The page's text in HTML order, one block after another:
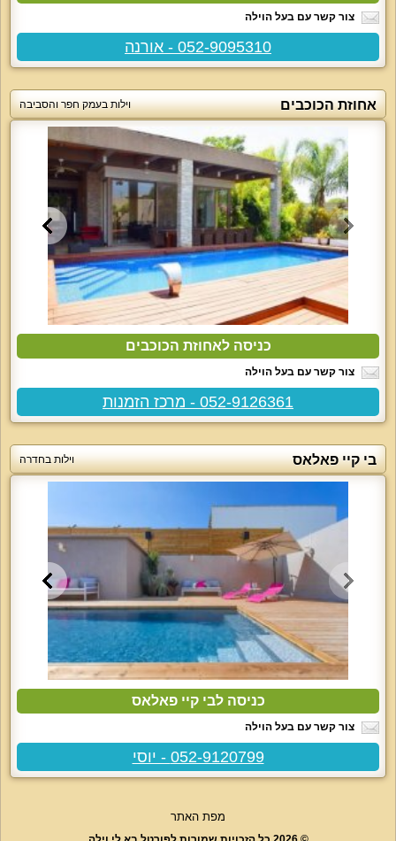
צור קשר עם בעל הוילה
052-9095310 - אורנה
אחוזת הכוכבים וילות בעמק חפר והסביבה
כניסה לאחוזת הכוכבים
צור קשר עם בעל הוילה
052-9126361 - מרכז הזמנות
בי קיי פאלאס וילות בחדרה
כניסה לבי קיי פאלאס
צור קשר עם בעל הוילה
052-9120799 - יוסי
מפת האתר